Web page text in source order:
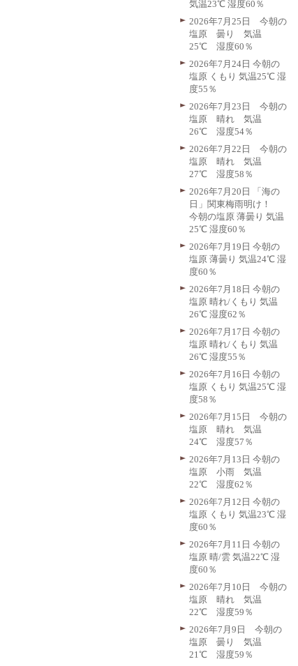
気温23℃ 湿度60％
2026年7月25日 今朝の
塩原 曇り 気温
25℃ 湿度60％
2026年7月24日 今朝の
塩原 くもり 気温25℃ 湿
度55％
2026年7月23日 今朝の
塩原 晴れ 気温
26℃ 湿度54％
2026年7月22日 今朝の
塩原 晴れ 気温
27℃ 湿度58％
2026年7月20日 「海の
日」関東梅雨明け！
今朝の塩原 薄曇り 気温
25℃ 湿度60％
2026年7月19日 今朝の
塩原 薄曇り 気温24℃ 湿
度60％
2026年7月18日 今朝の
塩原 晴れ/くもり 気温
26℃ 湿度62％
2026年7月17日 今朝の
塩原 晴れ/くもり 気温
26℃ 湿度55％
2026年7月16日 今朝の
塩原 くもり 気温25℃ 湿
度58％
2026年7月15日 今朝の
塩原 晴れ 気温
24℃ 湿度57％
2026年7月13日 今朝の
塩原 小雨 気温
22℃ 湿度62％
2026年7月12日 今朝の
塩原 くもり 気温23℃ 湿
度60％
2026年7月11日 今朝の
塩原 晴/雲 気温22℃ 湿
度60％
2026年7月10日 今朝の
塩原 晴れ 気温
22℃ 湿度59％
2026年7月9日 今朝の
塩原 曇り 気温
21℃ 湿度59％